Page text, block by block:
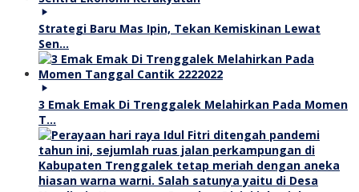
Strategi Baru Mas Ipin, Tekan Kemiskinan Lewat
Sen…
3 Emak Emak Di Trenggalek Melahirkan Pada Momen
T…